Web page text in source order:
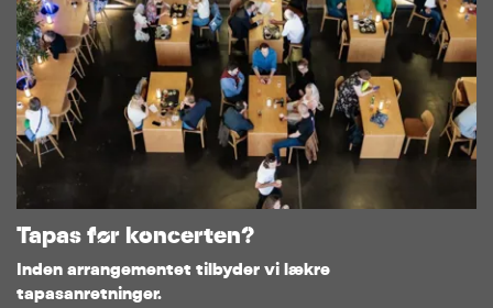
Tapas før koncerten?
Inden arrangementet tilbyder vi lækre
tapasanretninger.